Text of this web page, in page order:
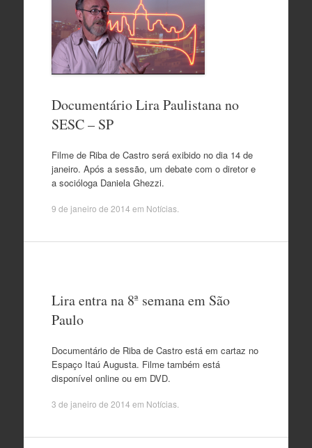
Documentário Lira Paulistana no
SESC – SP
Filme de Riba de Castro será exibido no dia 14 de
janeiro. Após a sessão, um debate com o diretor e
a socióloga Daniela Ghezzi.
9 de janeiro de 2014 em Notícias.
Lira entra na 8ª semana em São
Paulo
Documentário de Riba de Castro está em cartaz no
Espaço Itaú Augusta. Filme também está
disponível online ou em DVD.
3 de janeiro de 2014 em Notícias.